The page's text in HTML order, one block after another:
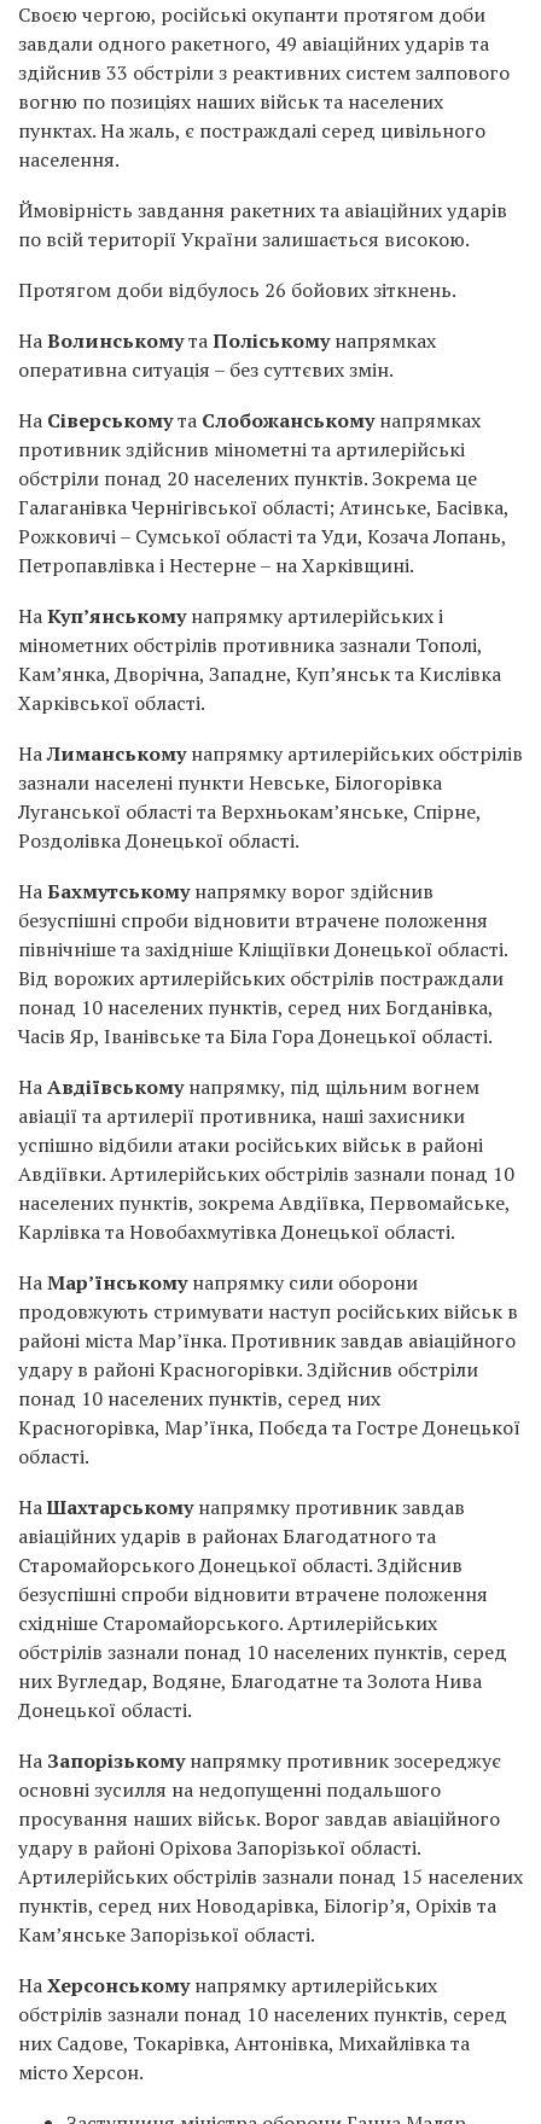
Своєю чергою, російські окупанти протягом доби
завдали одного ракетного, 49 авіаційних ударів та
здійснив 33 обстріли з реактивних систем залпового
вогню по позиціях наших військ та населених
пунктах. На жаль, є постраждалі серед цивільного
населення.
Ймовірність завдання ракетних та авіаційних ударів
по всій території України залишається високою.
Протягом доби відбулось 26 бойових зіткнень.
НаВолинськомутаПоліськомунапрямках
оперативна ситуація – без суттєвих змін.
На Сіверськомута Слобожанськомунапрямках
противник здійснив мінометні та артилерійські
обстріли понад 20 населених пунктів. Зокрема це
Галаганівка Чернігівської області; Атинське, Басівка,
Рожковичі – Сумської області та Уди, Козача Лопань,
Петропавлівка і Нестерне – на Харківщині.
НаКуп’янськомунапрямку артилерійських і
мінометних обстрілів противника зазнали Тополі,
Кам’янка, Дворічна, Западне, Куп’янськ та Кислівка
Харківської області.
НаЛиманськомунапрямку артилерійських обстрілів
зазнали населені пункти Невське, Білогорівка
Луганської області та Верхньокам’янське, Спірне,
Роздолівка Донецької області.
НаБахмутськомунапрямку ворог здійснив
безуспішні спроби відновити втрачене положення
північніше та західніше Кліщіївки Донецької області.
Від ворожих артилерійських обстрілів постраждали
понад 10 населених пунктів, серед них Богданівка,
Часів Яр, Іванівське та Біла Гора Донецької області.
НаАвдіївськомунапрямку, під щільним вогнем
авіації та артилерії противника, наші захисники
успішно відбили атаки російських військ в районі
Авдіївки. Артилерійських обстрілів зазнали понад 10
населених пунктів, зокрема Авдіївка, Первомайське,
Карлівка та Новобахмутівка Донецької області.
НаМар’їнськомунапрямку сили оборони
продовжують стримувати наступ російських військ в
районі міста Мар’їнка. Противник завдав авіаційного
удару в районі Красногорівки. Здійснив обстріли
понад 10 населених пунктів, серед них
Красногорівка, Мар’їнка, Побєда та Гостре Донецької
області.
НаШахтарськомунапрямку противник завдав
авіаційних ударів в районах Благодатного та
Старомайорського Донецької області. Здійснив
безуспішні спроби відновити втрачене положення
східніше Старомайорського. Артилерійських
обстрілів зазнали понад 10 населених пунктів, серед
них Вугледар, Водяне, Благодатне та Золота Нива
Донецької області.
На Запорізькомунапрямку противник зосереджує
основні зусилля на недопущенні подальшого
просування наших військ. Ворог завдав авіаційного
удару в районі Оріхова Запорізької області.
Артилерійських обстрілів зазнали понад 15 населених
пунктів, серед них Новодарівка, Білогір’я, Оріхів та
Кам’янське Запорізької області.
НаХерсонськомунапрямку артилерійських
обстрілів зазнали понад 10 населених пунктів, серед
них Садове, Токарівка, Антонівка, Михайлівка та
місто Херсон.